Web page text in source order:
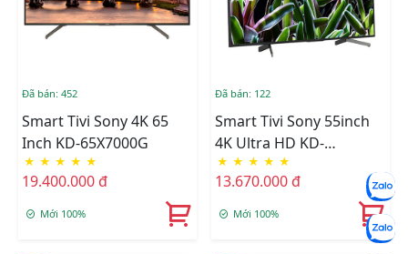
Đã bán: 452
Smart Tivi Sony 4K 65
Inch KD-65X7000G
★ ★ ★ ★ ★
19.400.000 đ
Mới 100%
Đã bán: 122
Smart Tivi Sony 55inch
4K Ultra HD KD-
55X7000G
★ ★ ★ ★ ★
13.670.000 đ
Mới 100%